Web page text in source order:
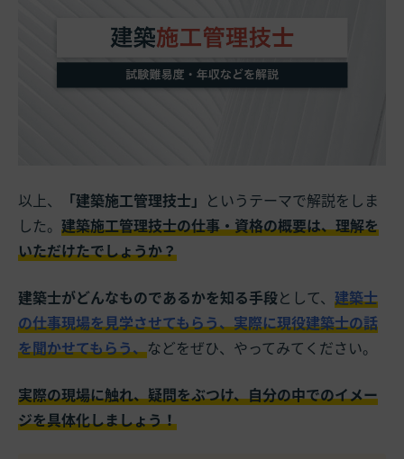
以上、 「建築施工管理技士」 というテーマで解説をしま
した。 建築施工管理技士の仕事・資格の概要は、理解を
いただけたでしょうか？
建築士がどんなものであるかを知る手段として、 建築士
の仕事現場を見学させてもらう、実際に現役建築士の話
を聞かせてもらう、などをぜひ、やってみてください。
実際の現場に触れ、疑問をぶつけ、自分の中でのイメー
ジを具体化しましょう！